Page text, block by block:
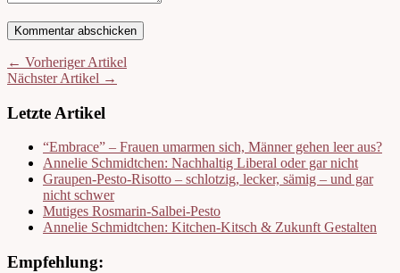
← Vorheriger Artikel
Nächster Artikel →
Letzte Artikel
“Embrace” – Frauen umarmen sich, Männer gehen leer aus?
Annelie Schmidtchen: Nachhaltig Liberal oder gar nicht
Graupen-Pesto-Risotto – schlotzig, lecker, sämig – und gar
nicht schwer
Mutiges Rosmarin-Salbei-Pesto
Annelie Schmidtchen: Kitchen-Kitsch & Zukunft Gestalten
Empfehlung: